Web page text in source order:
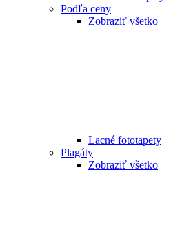
Podľa ceny
Zobraziť všetko
Lacné fototapety
Plagáty
Zobraziť všetko